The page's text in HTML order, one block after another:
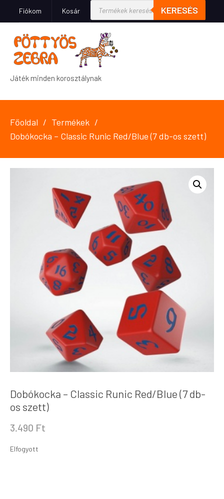
Fiókom Kosár KERESÉS
Játék minden korosztálynak
Főoldal
Termékek
Dobókocka – Classic Runic Red/Blue (7 db-os szett)
Dobókocka – Classic Runic Red/Blue (7 db-
os szett)
3.490 Ft
Elfogyott